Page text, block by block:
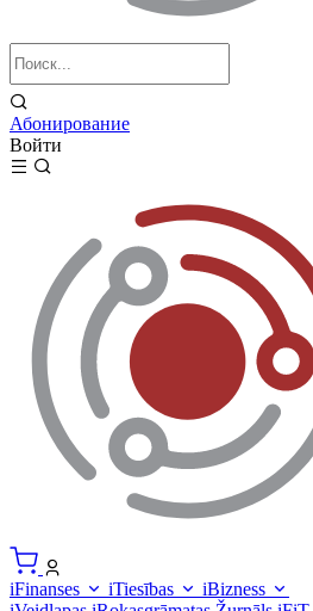
Абонирование
Войти
iFinanses iTiesības
iBizness